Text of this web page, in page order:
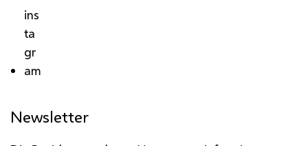
ins
ta
gr
am
Newsletter